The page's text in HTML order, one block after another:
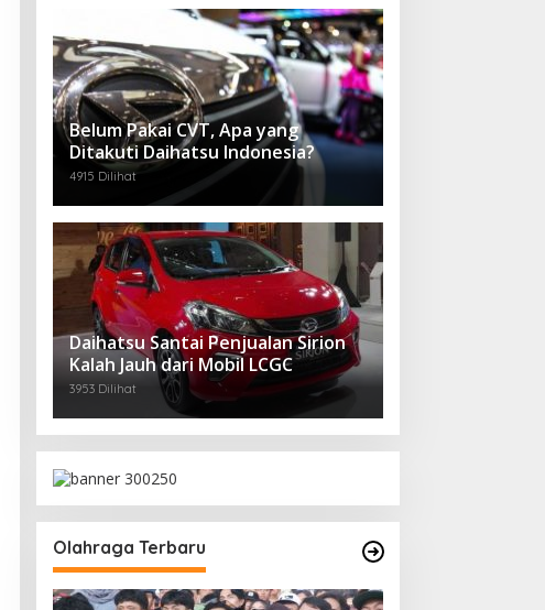
Belum Pakai CVT, Apa yang
Ditakuti Daihatsu Indonesia?
4915 Dilihat
Daihatsu Santai Penjualan Sirion
Kalah Jauh dari Mobil LCGC
3953 Dilihat
Olahraga Terbaru